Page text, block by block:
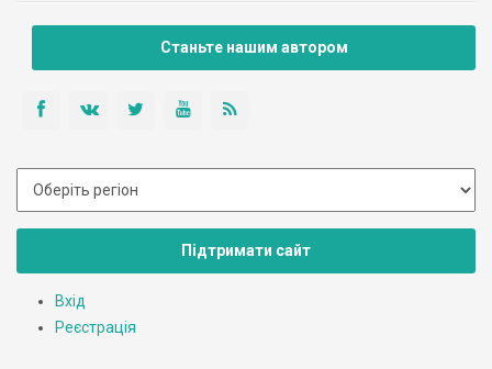
Русское Техническое Общество было основано в 1866 г. по
инициативе ученых и инженеров Санкт-Петербурга,
промышленниками.
Станьте нашим автором
Підтримати сайт
Вхід
Реєстрація